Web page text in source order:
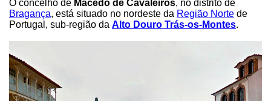
O concelho de Macedo de Cavaleiros, no distrito de
Bragança, está situado no nordeste da Região Norte de
Portugal, sub-região da Alto Douro Trás-os-Montes.